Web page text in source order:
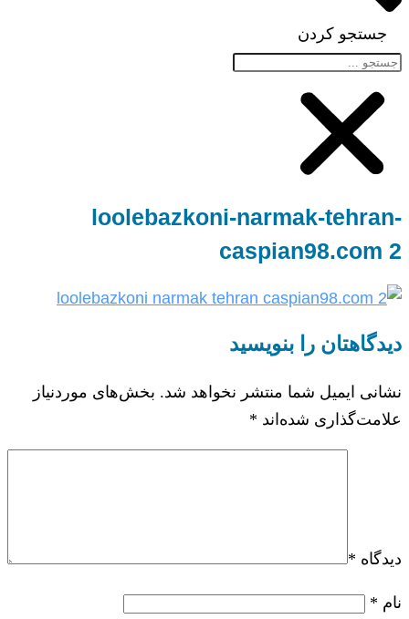
جستجو کردن
loolebazkoni-narmak-tehran-
caspian98.com 2
دیدگاهتان را بنویسید
نشانی ایمیل شما منتشر نخواهد شد. بخش‌های موردنیاز
علامت‌گذاری شده‌اند *
دیدگاه *
نام *